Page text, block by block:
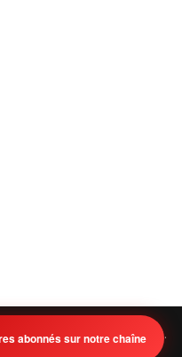
Tous droits réservés.
abonnés sur notre chaîne